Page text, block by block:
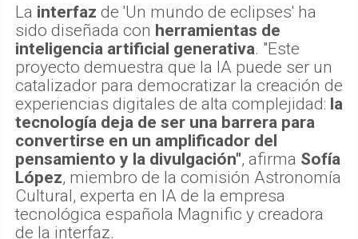
La interfaz de 'Un mundo de eclipses' ha
sido diseñada con herramientas de
inteligencia artificial generativa. "Este
proyecto demuestra que la IA puede ser un
catalizador para democratizar la creación de
experiencias digitales de alta complejidad: la
tecnología deja de ser una barrera para
convertirse en un amplificador del
pensamiento y la divulgación", afirma Sofía
López, miembro de la comisión Astronomía
Cultural, experta en IA de la empresa
tecnológica española Magnific y creadora
de la interfaz.